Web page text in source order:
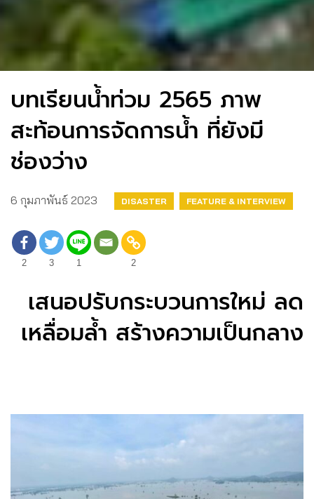
บทเรียนน้ำท่วม 2565 ภาพ
สะท้อนการจัดการน้ำ ที่ยังมี
ช่องว่าง
6 กุมภาพันธ์ 2023 DISASTER FEATURE & INTERVIEW
2 3 1 2
เสนอปรับกระบวนการใหม่ ลด
เหลื่อมล้ำ สร้างความเป็นกลาง